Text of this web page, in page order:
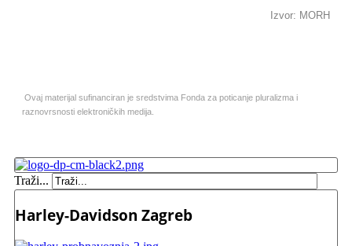
Izvor: MORH
Ovaj materijal sufinanciran je sredstvima Fonda za poticanje pluralizma i
raznovrsnosti elektroničkih medija.
Traži...
Harley-Davidson Zagreb